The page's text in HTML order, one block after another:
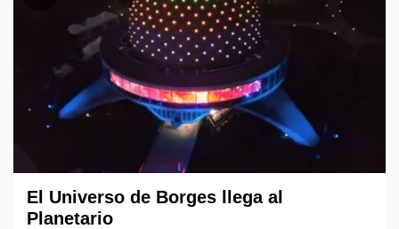
El Universo de Borges llega al
Planetario